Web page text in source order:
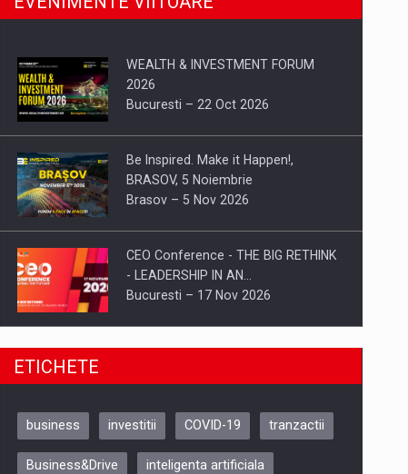
WEALTH & INVESTMENT FORUM
2026
Bucuresti – 22 Oct 2026
Be Inspired. Make it Happen!,
BRASOV, 5 Noiembrie
Brasov – 5 Nov 2026
CEO Conference - THE BIG RETHINK
- LEADERSHIP IN AN…
Bucuresti – 17 Nov 2026
Be Inspired. Make it Happen!, CLUJ, 9
ARTEMIS LETO, ORADEA, 8
ETICHETE
business investitii COVID-19 tranzactii
Business&Drive inteligenta artificiala